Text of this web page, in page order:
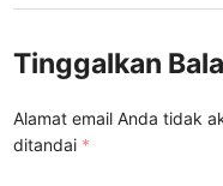
Tinggalkan
Alamat email Anda tidak
ditandai *